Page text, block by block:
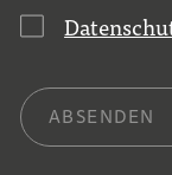
ABSENDEN